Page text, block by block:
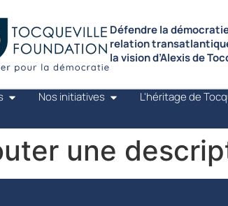
Défendre la
relation
la vision d’Alexis de
Nos initiatives L'héritage de
une